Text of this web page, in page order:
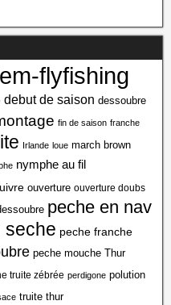
flyfishing
debut de saison dessoubre
fin de saison franche
Irlande loue march brown
nymphe au fil
ouverture ouverture doubs
peche en nav
seche peche franche
peche mouche Thur
truite zébrée perdigone polution
truite thur